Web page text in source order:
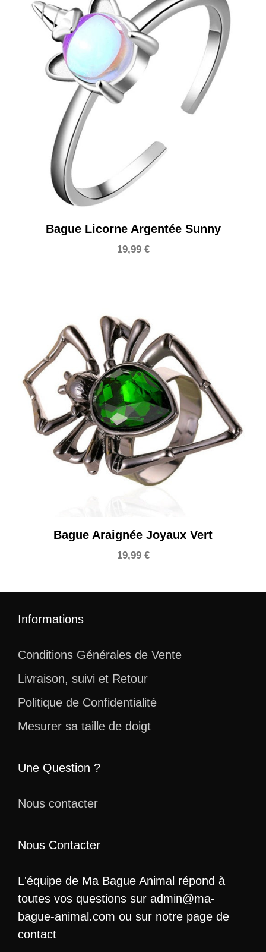
Bague Licorne Argentée Sunny
19,99 €
Bague Araignée Joyaux Vert
19,99 €
Informations
Conditions Générales de Vente
Livraison, suivi et Retour
Politique de Confidentialité
Mesurer sa taille de doigt
Une Question ?
Nous contacter
Nous Contacter
L'équipe de Ma Bague Animal répond à
toutes vos questions sur admin@ma-
bague-animal.com ou sur notre page de
contact